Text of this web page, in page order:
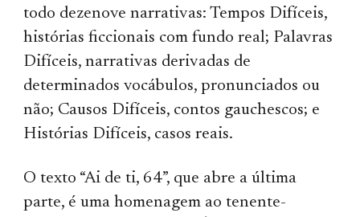
todo dezenove narrativas: Tempos Difíceis,
histórias ficcionais com fundo real; Palavras
Difíceis, narrativas derivadas de
determinados vocábulos, pronunciados ou
não; Causos Difíceis, contos gauchescos; e
Histórias Difíceis, casos reais.
O texto “Ai de ti, 64”, que abre a última
parte, é uma homenagem ao tenente-